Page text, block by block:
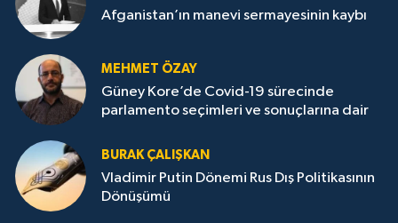
Afganistan’ın manevi sermayesinin kaybı
MEHMET ÖZAY
Güney Kore’de Covid-19 sürecinde
parlamento seçimleri ve sonuçlarına dair
BURAK ÇALIŞKAN
Vladimir Putin Dönemi Rus Dış Politikasının
Dönüşümü